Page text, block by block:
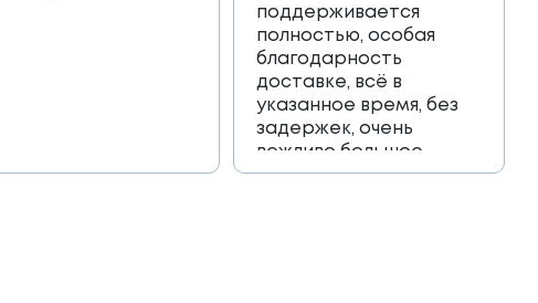
поддерживается
полностью, особая
благодарность
доставке, всё в
указанное время, без
задержек, очень
вежливо большое
спасибо!!!